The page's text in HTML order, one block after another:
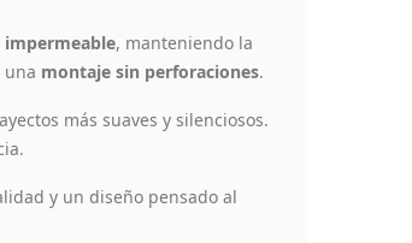
, manteniendo la
una montaje sin perforaciones.
más suaves y silenciosos.
y un diseño pensado al